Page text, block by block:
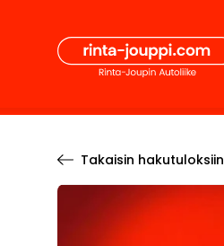
sisältöön
Takaisin hakutuloksiin